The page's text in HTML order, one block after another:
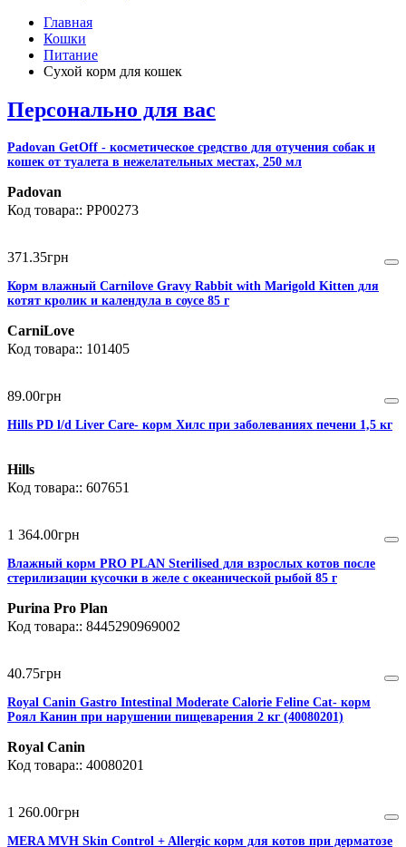
Главная
Кошки
Питание
Сухой корм для кошек
Персонально для вас
Padovan GetOff - косметическое средство для отучения собак и
кошек от туалета в нежелательных местах, 250 мл
Padovan
PP00273
371 .35грн
Корм влажный Carnilove Gravy Rabbit with Marigold Kitten для
котят кролик и календула в соусе 85 г
CarniLove
101405
89.00грн
Hills PD l/d Liver Care- корм Хилс при заболеваниях печени 1,5 кг
Hills
607651
1 364.00грн
Влажный корм PRO PLAN Sterilised для взрослых котов после
стерилизации кусочки в желе с океанической рыбой 85 г
Purina Pro Plan
8445290969002
40.75грн
Royal Canin Gastro Intestinal Moderate Calorie Feline Cat- корм
Роял Канин при нарушении пищеварения 2 кг (40080201)
Royal Canin
40080201
1 260.00грн
MERA MVH Skin Control + Allergic корм для котов при дерматозе